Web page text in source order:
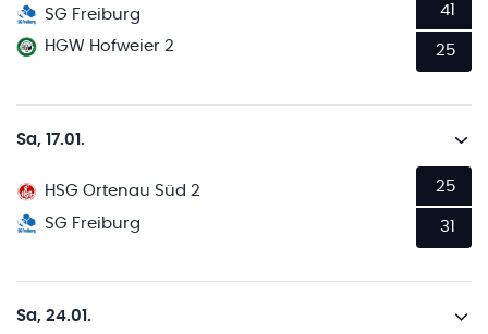
SG Freiburg
HGW Hofweier 2
41
25
Sa, 17.01.
HSG Ortenau Süd 2
SG Freiburg
25
31
Sa, 24.01.